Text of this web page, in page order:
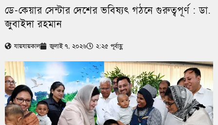
ডে-কেয়ার সেন্টার দেশের ভবিষ্যৎ গঠনে গুরুত্বপূর্ণ : ডা.
জুবাইদা রহমান
যায়যায়কাল জুলাই ৭, ২০২৬ ২:২৫ পূর্বাহ্ণ